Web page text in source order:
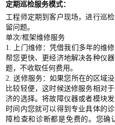
定期巡检服务模式：
工程师定期到客户现场，进行巡
留问题。
单次/框架维修服务
1. 上门维修：凭借我们多年的维
帮您更快、更经济地解决各种仪
题，不收取任何费用。
2. 送修服务：如果您所在的区域
比较轻便，这时候送修服务相对
济的选择。将故障仪器或者模块
时间内您就可以得到专业具体的
障检查和诊断都是免费的。您确